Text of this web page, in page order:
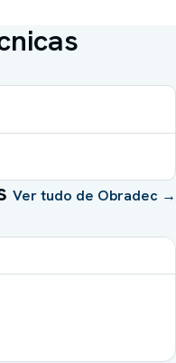
Ver tudo de Obradec →